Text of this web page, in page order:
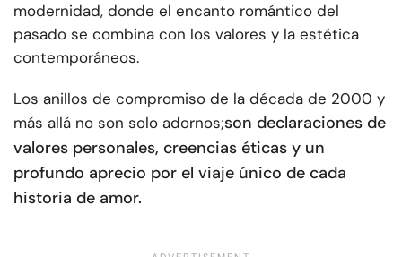
modernidad, donde el encanto romántico del
pasado se combina con los valores y la estética
contemporáneos.
Los anillos de compromiso de la década de 2000 y
más allá no son solo adornos;son declaraciones de
valores personales, creencias éticas y un
profundo aprecio por el viaje único de cada
historia de amor.